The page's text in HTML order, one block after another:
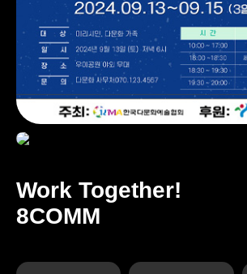
Work Together!
8COMM